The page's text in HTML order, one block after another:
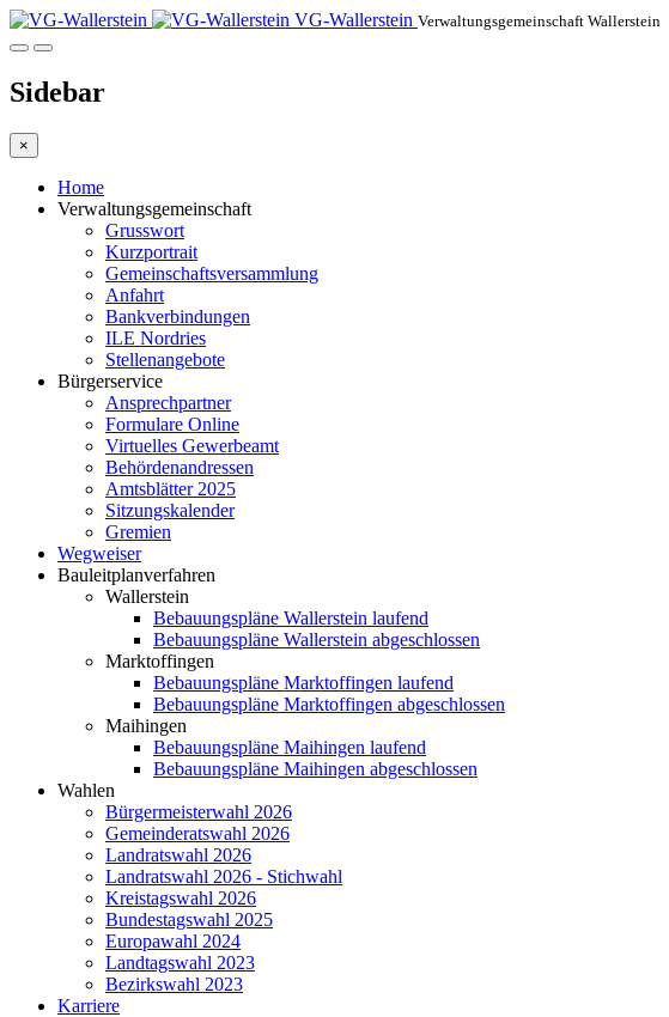
VG-Wallerstein Verwaltungsgemeinschaft Wallerstein
Sidebar
×
Home
Verwaltungsgemeinschaft
Grusswort
Kurzportrait
Gemeinschaftsversammlung
Anfahrt
Bankverbindungen
ILE Nordries
Stellenangebote
Bürgerservice
Ansprechpartner
Formulare Online
Virtuelles Gewerbeamt
Behördenandressen
Amtsblätter 2025
Sitzungskalender
Gremien
Wegweiser
Bauleitplanverfahren
Wallerstein
Bebauungspläne Wallerstein laufend
Bebauungspläne Wallerstein abgeschlossen
Marktoffingen
Bebauungspläne Marktoffingen laufend
Bebauungspläne Marktoffingen abgeschlossen
Maihingen
Bebauungspläne Maihingen laufend
Bebauungspläne Maihingen abgeschlossen
Wahlen
Bürgermeisterwahl 2026
Gemeinderatswahl 2026
Landratswahl 2026
Landratswahl 2026 - Stichwahl
Kreistagswahl 2026
Bundestagswahl 2025
Europawahl 2024
Landtagswahl 2023
Bezirkswahl 2023
Karriere